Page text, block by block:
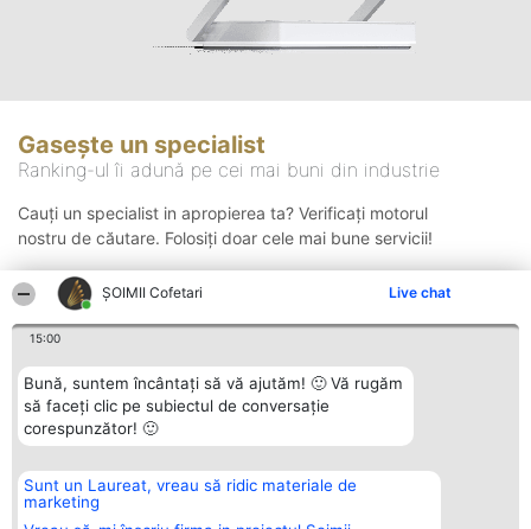
ȘOIMII Cofetari Live chat
15:00
Bună, suntem încântați să vă ajutăm! 🙂 Vă rugăm
să faceți clic pe subiectul de conversație
corespunzător! 🙂
Sunt un Laureat, vreau să ridic materiale de
marketing
Gasește un specialist
Ranking-ul îi adună pe cei mai buni din industrie
Cauți un specialist in apropierea ta? Verificați motorul
nostru de căutare. Folosiți doar cele mai bune servicii!
Organizator Ranking
BRIGHT SOLUTIONS BR SRL
Aleea Timisul De Sus 2 Bl. A30
Plebiscyt
Lista Tuturor
Contact